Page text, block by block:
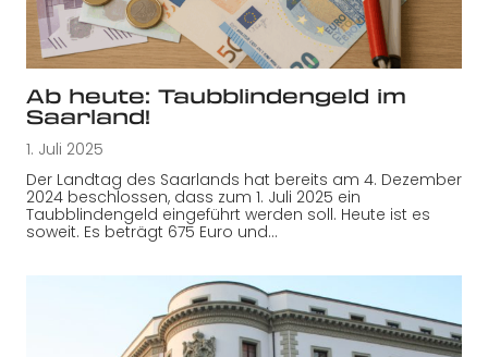
Ab heute: Taubblindengeld im
Saarland!
1. Juli 2025
Der Landtag des Saarlands hat bereits am 4. Dezember
2024 beschlossen, dass zum 1. Juli 2025 ein
Taubblindengeld eingeführt werden soll. Heute ist es
soweit. Es beträgt 675 Euro und…